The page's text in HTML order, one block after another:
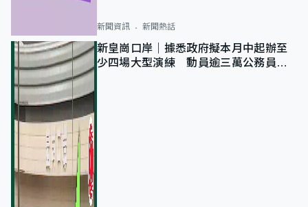
新聞資訊 新聞熱話
新皇崗口岸｜據悉政府擬本月中起辦至
少四場大型演練 動員逾三萬公務員人